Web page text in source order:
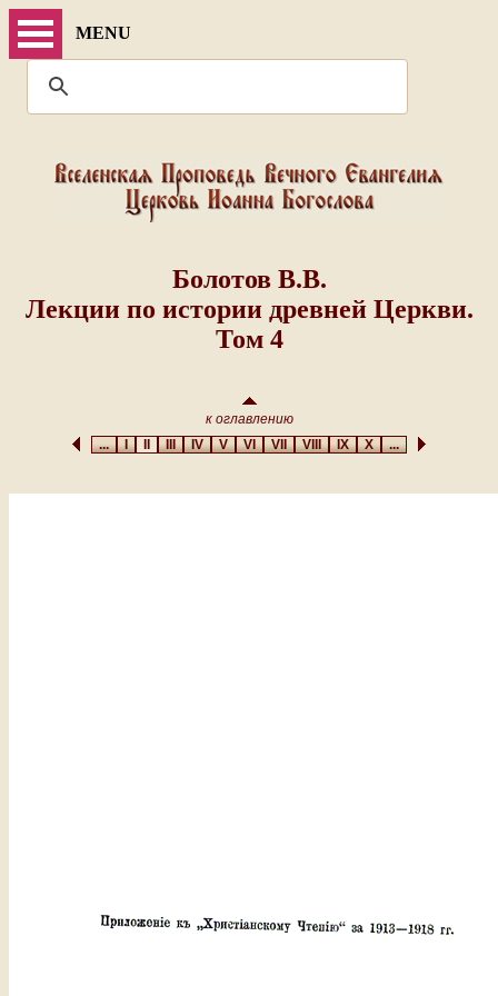
MENU
Болотов В.В.
Лекции по истории древней Церкви.
Том 4
к оглавлению
...I II IIIIVVVIVIIVIIIIXX...